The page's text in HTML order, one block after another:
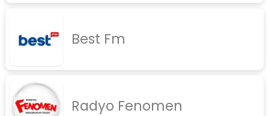
Best Fm
Radyo Fenomen